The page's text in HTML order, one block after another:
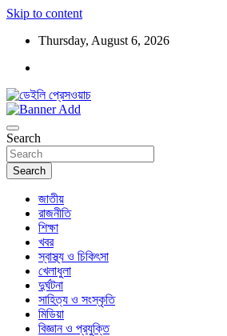
Skip to content
Thursday, August 6, 2026
ডেইলি প্রেসওয়াচ
Search
Search
জাতীয়
রাজনীতি
শিক্ষা
খবর
স্বাস্থ্য ও চিকিৎসা
খেলাধুলা
দুর্ঘটনা
সাহিত্য ও সংস্কৃতি
মিডিয়া
বিজ্ঞান ও প্রযুক্তি